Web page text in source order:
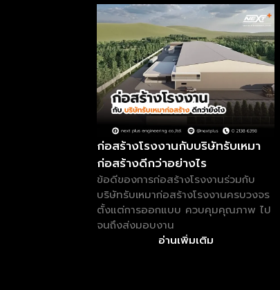
ก่อสร้างโรงงานกับบริษัทรับเหมา
ก่อสร้างดีกว่าอย่างไร
ข้อดีของการก่อสร้างโรงงานร่วมกับ
บริษัทรับเหมาก่อสร้างโรงงานครบวงจร
ตั้งแต่การออกแบบ ควบคุมคุณภาพ ไป
จนถึงส่งมอบงาน
อ่านเพิ่มเติม